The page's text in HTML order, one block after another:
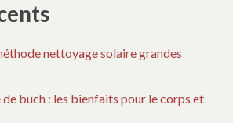
nettoyage solaire grandes
buch : les bienfaits pour le corps et